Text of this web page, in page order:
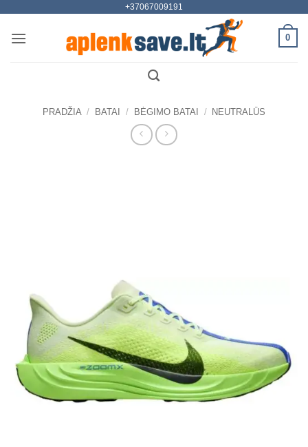
content
+37067009191
0
PRADŽIA / BATAI / BĖGIMO BATAI / NEUTRALŪS